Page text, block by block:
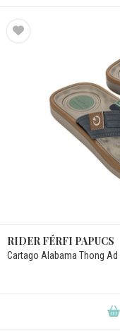
RIDER FÉRFI PAPUCS
Cartago Alabama Thong Ad